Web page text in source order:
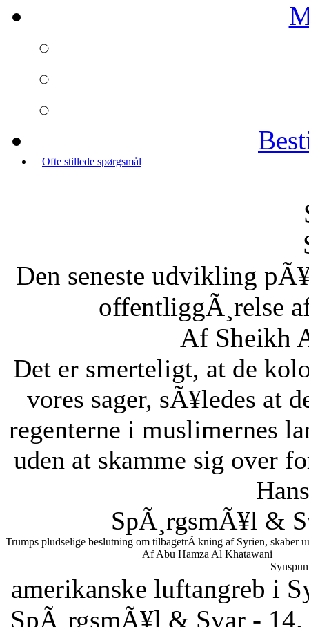
Ofte stillede spørgsmål
Den seneste udvikling
offentliggÃ¸relse
Af Sheikh
Det er smerteligt, at de
vores sager, sÃ¥ledes at
regenterne i muslimernes
uden at skamme sig over
SpÃ¸rgsmÃ¥l &
Trumps pludselige beslutning om tilbagetrÃ¦kning af Syrien, skaber
Af Abu Hamza Al Khatawani
amerikanske luftangreb i
SpÃ¸rgsmÃ¥l & Svar -